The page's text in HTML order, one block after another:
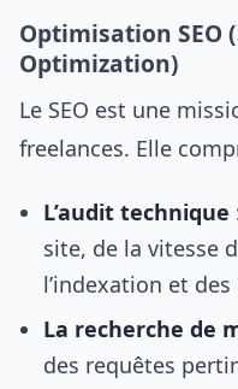
Optimisation SEO
Optimization)
Le SEO est une
freelances. Elle
L’audit technique
site, de la vitesse
l’indexation et
La recherche de
des requêtes